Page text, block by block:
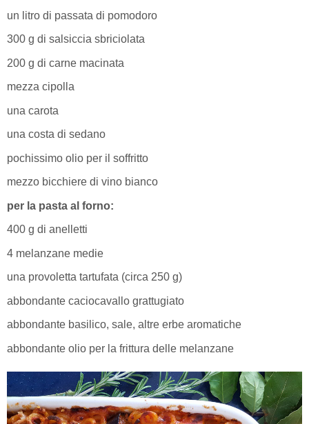
un litro di passata di pomodoro
300 g di salsiccia sbriciolata
200 g di carne macinata
mezza cipolla
una carota
una costa di sedano
pochissimo olio per il soffritto
mezzo bicchiere di vino bianco
per la pasta al forno:
400 g di anelletti
4 melanzane medie
una provoletta tartufata (circa 250 g)
abbondante caciocavallo grattugiato
abbondante basilico, sale, altre erbe aromatiche
abbondante olio per la frittura delle melanzane